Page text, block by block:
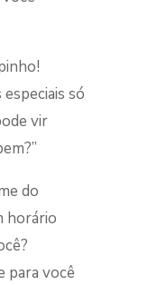
só
vir
do
horário
para você